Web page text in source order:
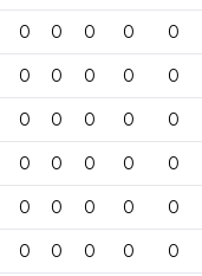
0 0 0 0 0
0 0 0 0 0
0 0 0 0 0
0 0 0 0 0
0 0 0 0 0
0 0 0 0 0